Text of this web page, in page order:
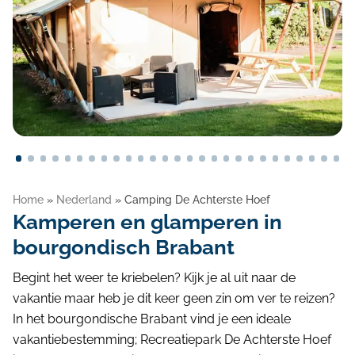
Blog
Home » Nederland » Camping De Achterste Hoef
Kamperen en glamperen in
bourgondisch Brabant
Begint het weer te kriebelen? Kijk je al uit naar de
vakantie maar heb je dit keer geen zin om ver te reizen?
In het bourgondische Brabant vind je een ideale
vakantiebestemming; Recreatiepark De Achterste Hoef